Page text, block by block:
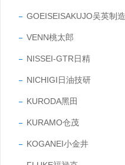
GOEISEISAKUJO吴英制
VENN桃太郎
NISSEI-GTR日精
NICHIGI日油技研
KURODA黑田
KURAMO仓茂
KOGANEI小金井